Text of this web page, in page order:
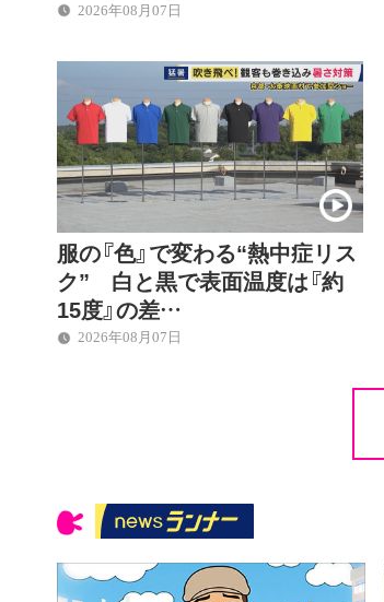
2026年08月07日
服の『色』で変わる“熱中症リス
ク” 白と黒で表面温度は『約
15度』の差…
2026年08月07日